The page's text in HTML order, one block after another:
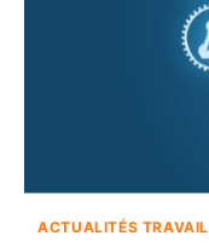
ACTUALITÉS TRAVAIL